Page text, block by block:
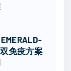
免疫方案